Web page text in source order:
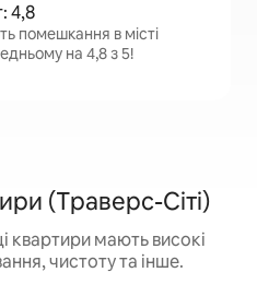
4,8
помешкання в місті
на 4,8 з 5!
(Траверс-Сіті)
квартири мають високі
чистоту та інше.